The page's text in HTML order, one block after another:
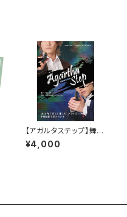
【アガルタステップ】舞台
「Agartha Step」公演
DVD【早期予約特典付
¥4,000